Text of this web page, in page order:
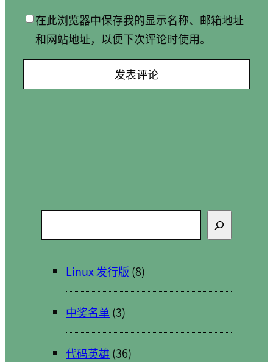
在此浏览器中保存我的显示名称、邮箱地址
和网站地址，以便下次评论时使用。
索
Linux 发行版 (8)
中奖名单 (3)
代码英雄 (36)